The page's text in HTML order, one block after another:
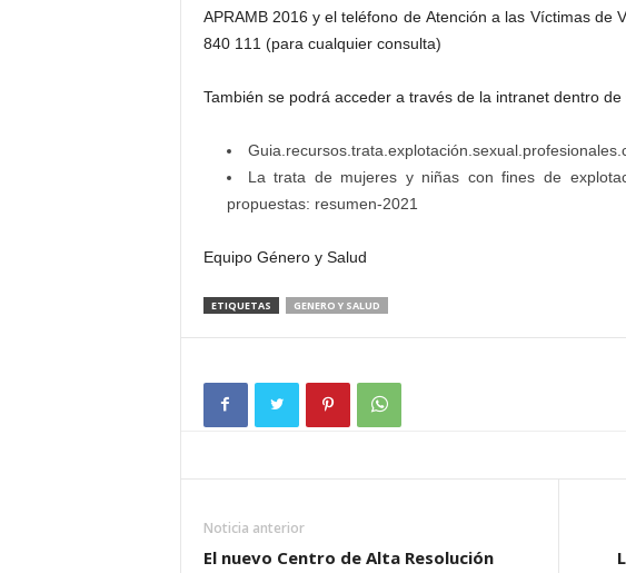
APRAMB 2016 y el teléfono de Atención a las Víctimas de
840 111 (para cualquier consulta)
También se podrá acceder a través de la intranet dentro
La trata de mujeres y niñas con fines de
propuestas: resumen-2021
Equipo Género y Salud
ETIQUETAS GENERO Y SALUD
Noticia anterior
El nuevo Centro de Alta Resolución